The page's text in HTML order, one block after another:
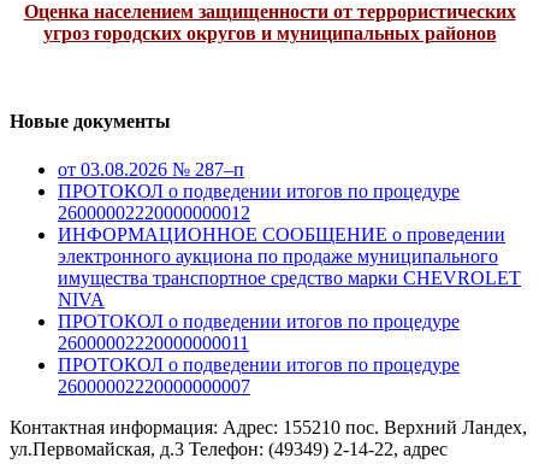
Оценка населением защищенности от террористических
угроз городских округов и муниципальных районов
Новые документы
от 03.08.2026 № 287–п
ПРОТОКОЛ о подведении итогов по процедуре
26000002220000000012
ИНФОРМАЦИОННОЕ СООБЩЕНИЕ о проведении
электронного аукциона по продаже муниципального
имущества транспортное средство марки CHEVROLET
NIVA
ПРОТОКОЛ о подведении итогов по процедуре
26000002220000000011
ПРОТОКОЛ о подведении итогов по процедуре
26000002220000000007
Контактная информация: Адрес: 155210 пос. Верхний Ландех,
ул.Первомайская, д.3 Телефон: (49349) 2-14-22, адрес